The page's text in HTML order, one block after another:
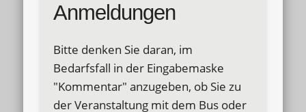
Anmeldungen
Bitte denken Sie daran, im
Bedarfsfall in der Eingabemaske
"Kommentar" anzugeben, ob Sie zu
der Veranstaltung mit dem Bus oder